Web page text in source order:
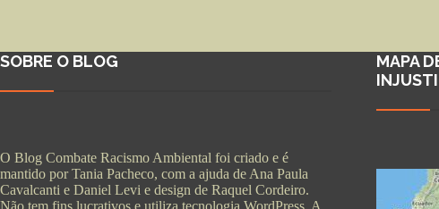
SOBRE O BLOG
O Blog Combate Racismo Ambiental foi criado e é
mantido por Tania Pacheco, com a ajuda de Ana Paula
Cavalcanti e Daniel Levi e design de Raquel Cordeiro.
Não tem fins lucrativos e utiliza tecnologia WordPress. A
MAPA